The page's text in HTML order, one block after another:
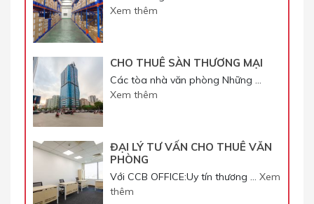
Xem thêm
CHO THUÊ SÀN THƯƠNG MẠI
Các tòa nhà văn phòng Những …
Xem thêm
ĐẠI LÝ TƯ VẤN CHO THUÊ VĂN
PHÒNG
Với CCB OFFICE:Uy tín thương … Xem
thêm